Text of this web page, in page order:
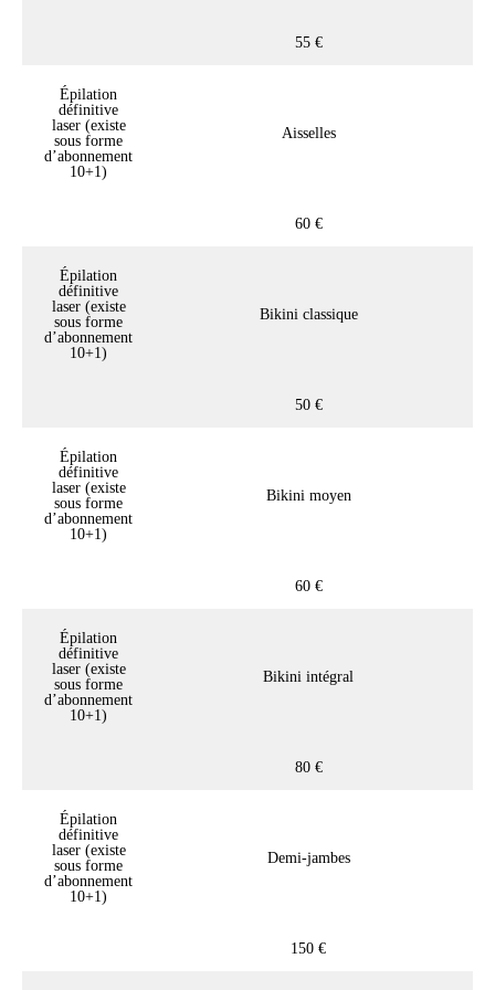
55 €
Épilation
définitive
laser (existe
sous forme
d’abonnement
10+1)
Aisselles
60 €
Épilation
définitive
laser (existe
sous forme
d’abonnement
10+1)
Bikini classique
50 €
Épilation
définitive
laser (existe
sous forme
d’abonnement
10+1)
Bikini moyen
60 €
Épilation
définitive
laser (existe
sous forme
d’abonnement
10+1)
Bikini intégral
80 €
Épilation
définitive
laser (existe
sous forme
d’abonnement
10+1)
Demi-jambes
150 €